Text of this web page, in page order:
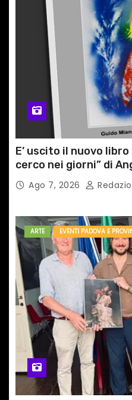
E’ uscito il nuovo
cerco nei giorni” di
medico primario di
Ago 7, 2026
ARTE EVENTI PADOVA E